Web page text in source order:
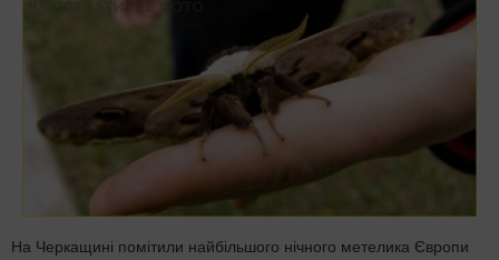
На Черкащині помітили найбільшого нічного метелика Європи